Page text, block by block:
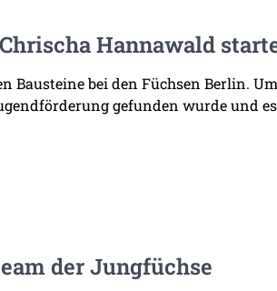
Hannawald
bei den Füchsen Berlin.
gefunden wurde und
der Jungfüchse